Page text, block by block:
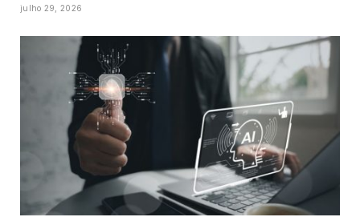
julho 29, 2026